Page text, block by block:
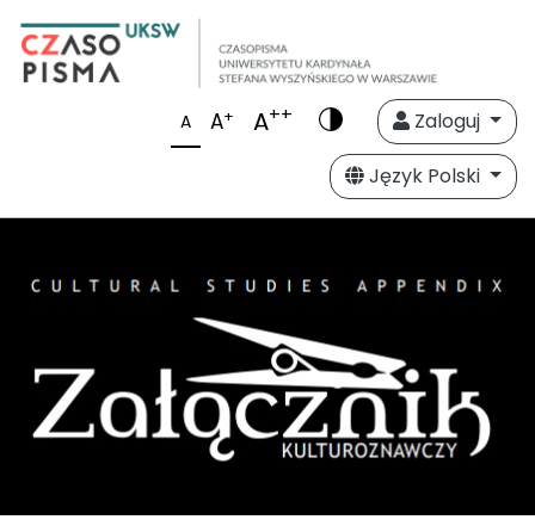
A A+ A++
Zaloguj
Język Polski